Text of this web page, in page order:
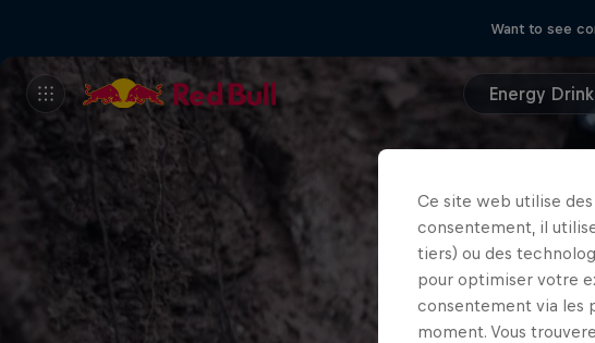
Want to see
Energy
Ce site web utilise
consentement, il
tiers) ou des
pour optimiser votre
consentement via les
moment. Vous